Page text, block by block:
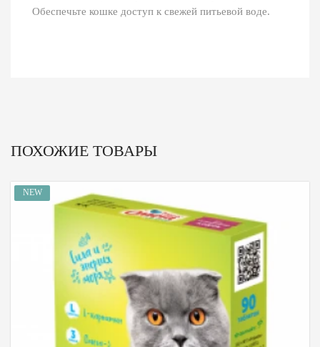
Обеспечьте кошке доступ к свежей питьевой воде.
ПОХОЖИЕ ТОВАРЫ